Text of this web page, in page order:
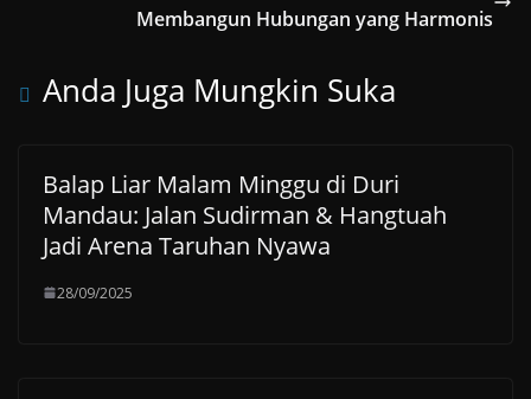
Membangun Hubungan yang Harmonis
Anda Juga Mungkin Suka
Balap Liar Malam Minggu di Duri
Mandau: Jalan Sudirman & Hangtuah
Jadi Arena Taruhan Nyawa
28/09/2025